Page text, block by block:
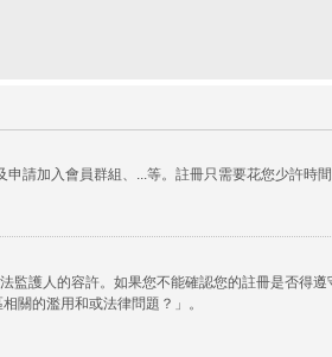
請加入會員群組、...等。註冊只需要花您少許時間
護人的容許。如果您不能確認您的註冊是否得
關的濫用和或法律問題？」。